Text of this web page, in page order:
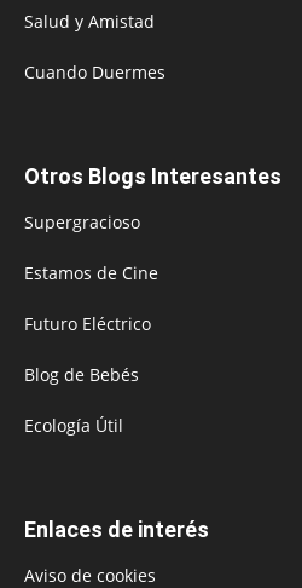
Salud y Amistad
Cuando Duermes
Otros Blogs Interesantes
Supergracioso
Estamos de Cine
Futuro Eléctrico
Blog de Bebés
Ecología Útil
Enlaces de interés
Aviso de cookies